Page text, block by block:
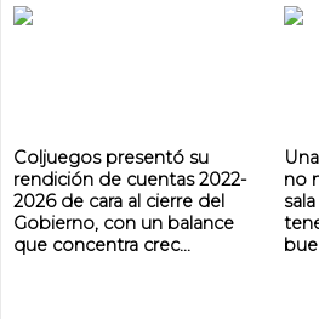
Coljuegos presentó su
rendición de cuentas 2022-
2026 de cara al cierre del
Gobierno, con un balance
que concentra crec...
no